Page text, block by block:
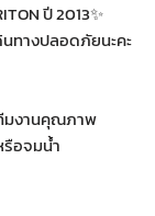
ปี 2013✨
ทางปลอดภัยนะคะ
มงานคุณภาพ
อจมน้ำ